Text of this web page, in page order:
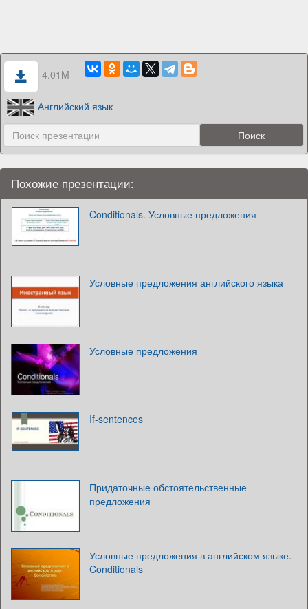
4.01M
Английский язык
Похожие презентации:
Conditionals. Условные предложения
Условные предложения английского языка
Условные предложения
If-sentences
Придаточные обстоятельственные
предложения
Условные предложения в английском языке.
Conditionals